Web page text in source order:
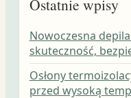
Ostatnie wpisy
Nowoczesna
skuteczność,
Osłony
przed wysoką